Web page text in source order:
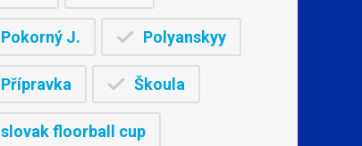
Pokorný J. Polyanskyy
Přípravka Škoula
slovak floorball cup